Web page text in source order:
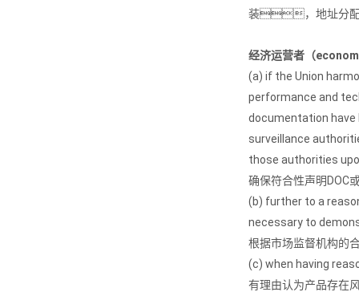
装，地址分配
经济运营者（
(a) if the Union
performance and
documentation have
surveillance
those authorities
确保符合性声明DOC
(b) further to a
necessary to
根据市场监督机构
(c) when having
有理由认为产品存